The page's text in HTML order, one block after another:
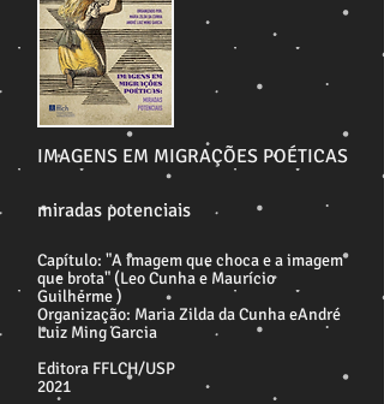
IMAGENS EM MIGRAÇÕES POÉTICAS
miradas potenciais
Capítulo: "A imagem que choca e a imagem
que brota" (Leo Cunha e Maurício
Guilherme )
Organização: Maria Zilda da Cunha eAndré
Luiz Ming Garcia
Editora FFLCH/USP
2021